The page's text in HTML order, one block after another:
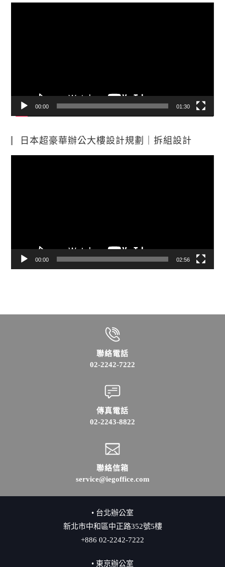
00:00 01:30
日本超豪華辦公大樓設計規劃｜拆組設計
00:00 02:56
聯絡電話
02-2242-7222
傳真電話
02-2243-8822
聯絡信箱
service@iegoffice.com
• 台北辦公室
新北市中和區中正路352號5樓
+886 02-2242-7222
• 東京辦公室